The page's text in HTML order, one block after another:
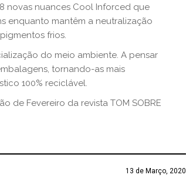
novas nuances Cool Inforced que
enquanto mantêm a neutralização
frios.
do meio ambiente. A pensar
tornando-as mais
100% reciclável.
de Fevereiro da revista TOM SOBRE
13 de Março, 2020